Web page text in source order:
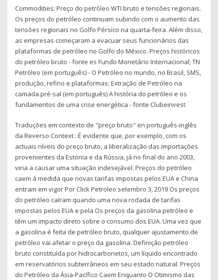
Commodities: Preço do petróleo WTI bruto e tensões regionais.
Os preços do petróleo continuam subindo com o aumento das
tensões regionais no Golfo Pérsico na quarta-feira. Além disso,
as empresas começaram a evacuar seus funcionários das
plataformas de petróleo no Golfo do México. Preços históricos
do petróleo bruto - fonte es Fundo Monetário Internacional; TN
Petróleo (em português) - O Petróleo no mundo, no Brasil, SMS,
produção, refino e plataformas; Extração de Petróleo na
camada pré-sal (em português) A história do petróleo e os
fundamentos de uma crise energética - fonte Clubeinvest
Traduções em contexto de "preço bruto" en português-inglês
da Reverso Context : É evidente que, por exemplo, com os
actuais níveis do preço bruto, a liberalização das importações
provenientes da Estónia e da Rússia, já no final do ano 2003,
viria a causar uma situação indesejável. Preços do petróleo
caem à medida que novas tarifas impostas pelos EUA e China
entram em vigor Por Click Petroleo setembro 3, 2019 Os preços
do petróleo caíram quando uma nova rodada de tarifas
impostas pelos EUA e pela Os preços da gasolina petróleo e
têm um impacto direto sobre o consumo dos EUA. Uma vez que
a gasolina é feita de petróleo bruto, qualquer ajustamento de
petróleo vai afetar o preço da gasolina. Definição petróleo
bruto constituída por hidrocarbonetos, um líquido encontrado
em reservatórios subterrâneos em seu estado natural. Preços
do Petróleo da Ásia-Pacífico Caem Enquanto O Otimismo das